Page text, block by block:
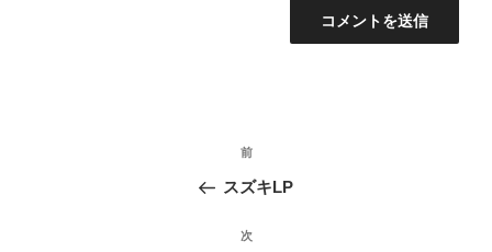
前
の
稿
前
スズキLP
次
次